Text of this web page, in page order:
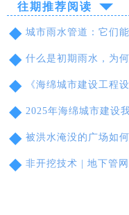
往期推荐阅读
◆ 城市雨水管道：它们
◆ 什么是初期雨水，为
◆ 《海绵城市建设工程
◆ 2025年海绵城市建设
◆ 被洪水淹没的广场如
◆ 非开挖技术 | 地下管